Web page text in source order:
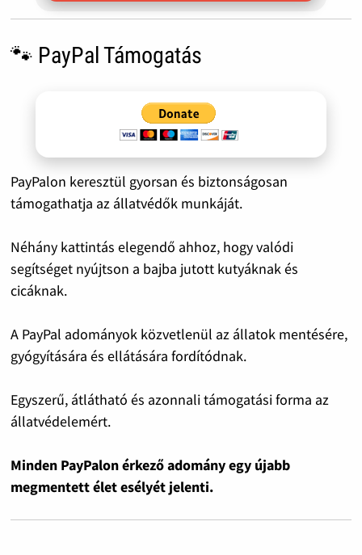
🐾 PayPal Támogatás
PayPalon keresztül gyorsan és biztonságosan
támogathatja az állatvédők munkáját.
Néhány kattintás elegendő ahhoz, hogy valódi
segítséget nyújtson a bajba jutott kutyáknak és
cicáknak.
A PayPal adományok közvetlenül az állatok mentésére,
gyógyítására és ellátására fordítódnak.
Egyszerű, átlátható és azonnali támogatási forma az
állatvédelemért.
Minden PayPalon érkező adomány egy újabb
megmentett élet esélyét jelenti.